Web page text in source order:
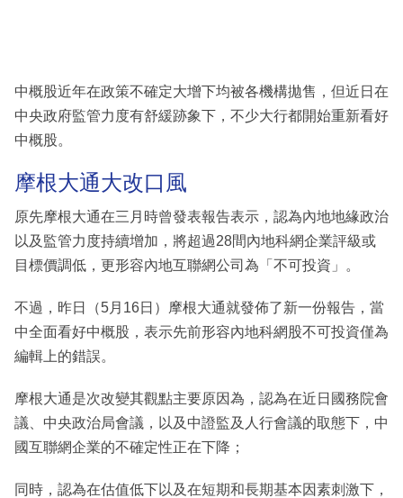
中概股近年在政策不確定大增下均被各機構拋售，但近日在
中央政府監管力度有舒緩跡象下，不少大行都開始重新看好
中概股。
摩根大通大改口風
原先摩根大通在三月時曾發表報告表示，認為內地地緣政治
以及監管力度持續增加，將超過28間內地科網企業評級或
目標價調低，更形容內地互聯網公司為「不可投資」。
不過，昨日（5月16日）摩根大通就發佈了新一份報告，當
中全面看好中概股，表示先前形容內地科網股不可投資僅為
編輯上的錯誤。
摩根大通是次改變其觀點主要原因為，認為在近日國務院會
議、中央政治局會議，以及中證監及人行會議的取態下，中
國互聯網企業的不確定性正在下降；
同時，認為在估值低下以及在短期和長期基本因素刺激下，